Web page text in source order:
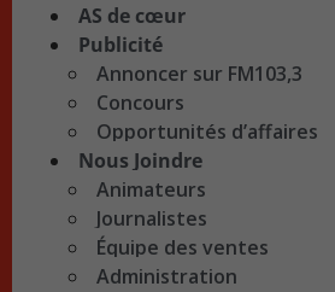
AS de cœur
Publicité
Annoncer sur FM103,3
Concours
Opportunités d’affaires
Nous Joindre
Animateurs
Journalistes
Équipe des ventes
Administration